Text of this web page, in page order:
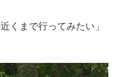
くまで行ってみたい」